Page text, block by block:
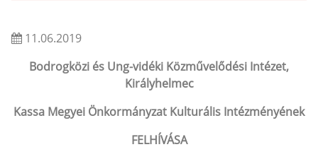
11.06.2019
Bodrogközi és Ung-vidéki Közművelődési Intézet,
Királyhelmec
Kassa Megyei Önkormányzat Kulturális Intézményének
FELHÍVÁSA